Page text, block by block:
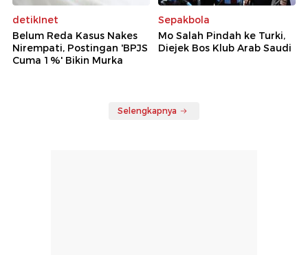
detikInet
Belum Reda Kasus Nakes
Nirempati, Postingan 'BPJS
Cuma 1%' Bikin Murka
Sepakbola
Mo Salah Pindah ke Turki,
Diejek Bos Klub Arab Saudi
Selengkapnya